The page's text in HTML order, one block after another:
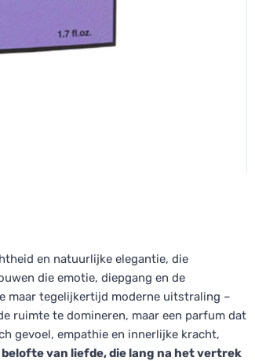
en natuurlijke elegantie, die
die emotie, diepgang en de
maar tegelijkertijd moderne uitstraling –
ruimte te domineren, maar een parfum dat
gevoel, empathie en innerlijke kracht,
belofte van liefde, die lang na het vertrek